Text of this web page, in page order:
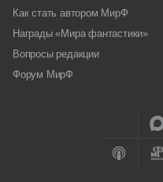
Как стать автором МирФ
Награды «Мира фантастики»
Вопросы редакции
Форум МирФ